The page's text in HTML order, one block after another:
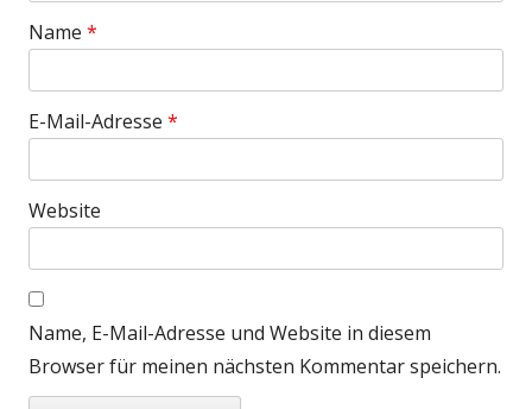
Name *
E-Mail-Adresse *
Website
Name, E-Mail-Adresse und Website in diesem
Browser für meinen nächsten Kommentar speichern.